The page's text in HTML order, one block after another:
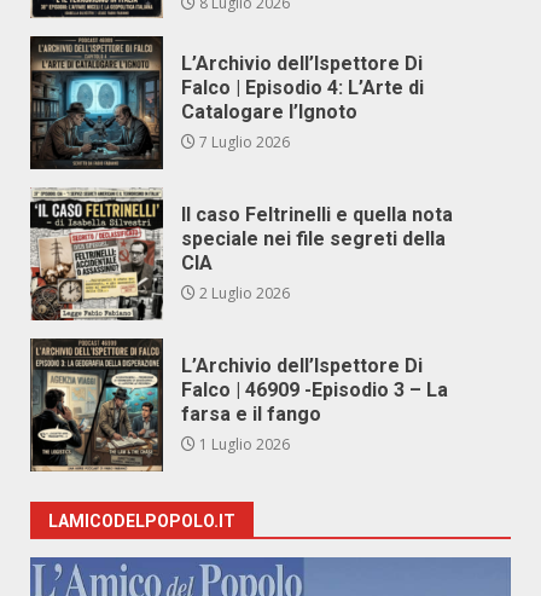
L’Archivio dell’Ispettore Di
Falco | Episodio 4: L’Arte di
Catalogare l’Ignoto
7 Luglio 2026
Il caso Feltrinelli e quella nota
speciale nei file segreti della
CIA
2 Luglio 2026
L’Archivio dell’Ispettore Di
Falco | 46909 -Episodio 3 – La
farsa e il fango
1 Luglio 2026
LAMICODELPOPOLO.IT